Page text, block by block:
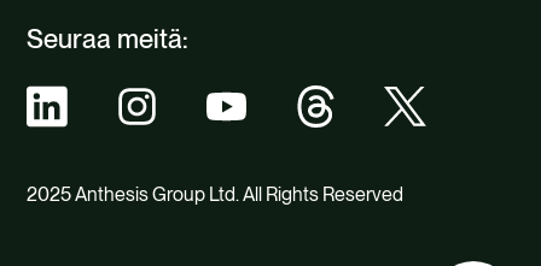
Seuraa meitä:
2025 Anthesis Group Ltd. All Rights Reserved